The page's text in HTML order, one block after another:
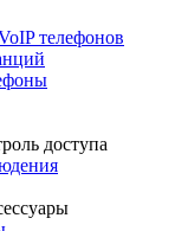
телефонов
доступа